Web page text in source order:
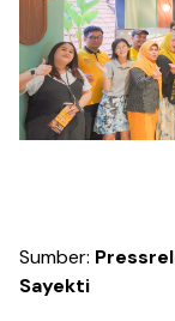
Sumber:
Sayekti